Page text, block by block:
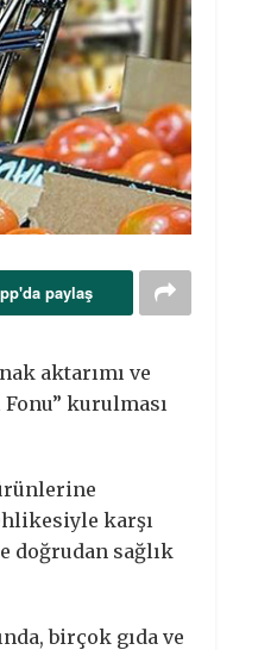
paylaş
aktarımı ve
kurulması
karşı
doğrudan sağlık
birçok gıda ve